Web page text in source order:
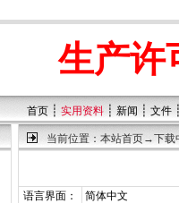
生产许
首页 ┊ 实用资料 ┊ 新闻 ┊ 文件 ┊
当前位置： 本站首页→下载
语言界面：
简体中文